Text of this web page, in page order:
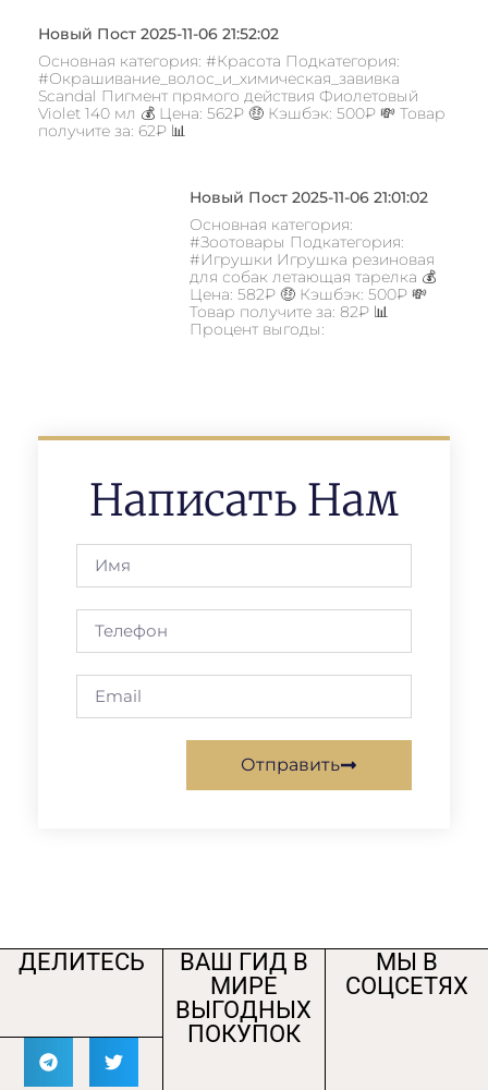
Новый Пост 2025-11-06 21:52:02
Основная категория: #Красота Подкатегория:
#Окрашивание_волос_и_химическая_завивка
Scandal Пигмент прямого действия Фиолетовый
Violet 140 мл 💰 Цена: 562₽ 🤑 Кэшбэк: 500₽ 💸 Товар
получите за: 62₽ 📊
Новый Пост 2025-11-06 21:01:02
Основная категория:
#Зоотовары Подкатегория:
#Игрушки Игрушка резиновая
для собак летающая тарелка 💰
Цена: 582₽ 🤑 Кэшбэк: 500₽ 💸
Товар получите за: 82₽ 📊
Процент выгоды:
Написать Нам
Отправить
ДЕЛИТЕСЬ
ВАШ ГИД В
МИРЕ
ВЫГОДНЫХ
ПОКУПОК
МЫ В
СОЦСЕТЯХ